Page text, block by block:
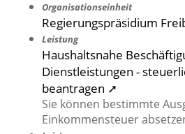
Organisationseinheit
Regierungspräsidium
Leistung
Haushaltsnahe
Dienstleistungen -
beantragen ➚
Sie können bestimmte
Einkommensteuer